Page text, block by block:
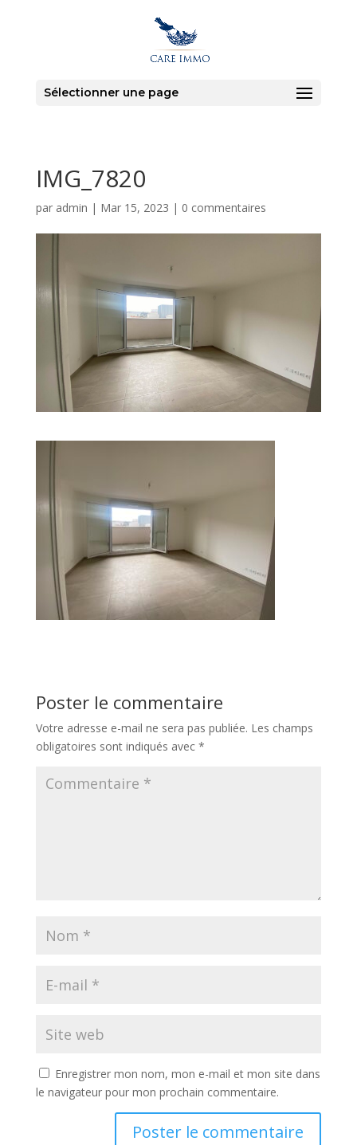
Sélectionner une page
IMG_7820
par admin | Mar 15, 2023 | 0 commentaires
Poster le commentaire
Votre adresse e-mail ne sera pas publiée. Les champs
obligatoires sont indiqués avec *
Enregistrer mon nom, mon e-mail et mon site dans
le navigateur pour mon prochain commentaire.